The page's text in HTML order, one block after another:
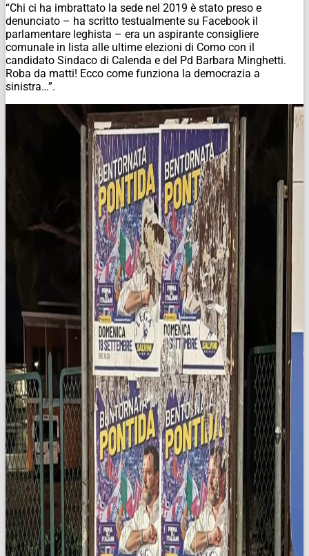
“Chi ci ha imbrattato la sede nel 2019 è stato preso e
denunciato – ha scritto testualmente su Facebook il
parlamentare leghista – era un aspirante consigliere
comunale in lista alle ultime elezioni di Como con il
candidato Sindaco di Calenda e del Pd Barbara Minghetti.
Roba da matti! Ecco come funziona la democrazia a
sinistra…”.